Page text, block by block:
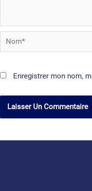
Nom*
Enregistrer mon nom,